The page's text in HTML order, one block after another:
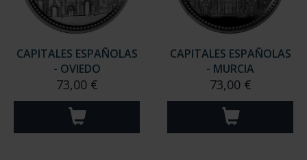
CAPITALES ESPAÑOLAS
- OVIEDO
73,00 €
CAPITALES ESPAÑOLAS
- MURCIA
73,00 €